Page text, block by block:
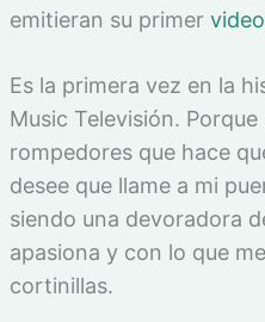
emitieran su primer
Es la primera vez en la
Music Televisión.
rompedores que hace
desee que llame a mi
siendo una devoradora
apasiona y con lo que
cortinillas.